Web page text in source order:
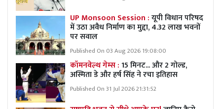
UP Monsoon Session :यूपी विधान परिषद
में उठा अवैध निर्माण का मुद्दा, 4.32 लाख भवनों
पर सवाल
Published On 03 Aug 2026 19:08:00
कॉमनवेल्थ गेम्स :15 मिनट... और 2 गोल्ड,
अस्मिता डे और हर्ष सिंह ने रचा इतिहास
Published On 31 Jul 2026 21:31:52